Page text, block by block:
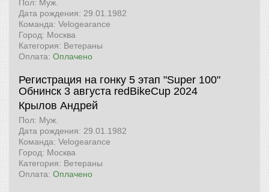
Пол: Муж.
Дата рождения: 29.01.1982
Команда: Velogearance
Город: Москва
Категория: Ветераны
Оплата: Оплачено
Регистрация на гонку 5 этап "Super 100"
Обнинск 3 августа redBikeCup 2024
Крылов Андрей
Пол: Муж.
Дата рождения: 29.01.1982
Команда: Velogearance
Город: Москва
Категория: Ветераны
Оплата: Оплачено